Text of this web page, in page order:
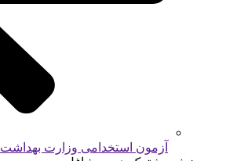
آزمون استخدامی وزارت بهداشت